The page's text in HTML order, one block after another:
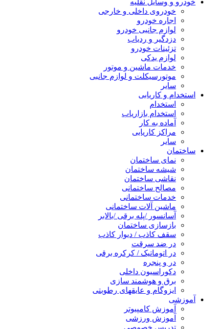
خودرو و وسایل نقلیه
خودروی داخلی و خارجی
اجاره خودرو
لوازم جانبی خودرو
دزدگیر و ردیاب
تزئینات خودرو
لوازم یدکی
خدمات ماشین و موتور
موتورسیکلت و لوازم جانبی
سایر
استخدام و کاریابی
استخدام
استخدام بازاریاب
آماده به کار
مراکز کاریابی
سایر
ساختمان
نمای ساختمان
شیشه ساختمان
نقاشی ساختمان
مصالح ساختمانی
خدمات ساختمانی
ماشین آلات ساختمانی
آسانسور /پله برقی /بالابر
بازسازی ساختمان
سقف کاذب / دیوار کاذب
در ضد سرقت
در اتوماتیک / کرکره برقی
در و پنجره
دکوراسیون داخلی
برق و هوشمند سازی
ایزوگام و عایقهای رطوبتی
آموزشی
آموزش کامپیوتر
آموزش ورزشی